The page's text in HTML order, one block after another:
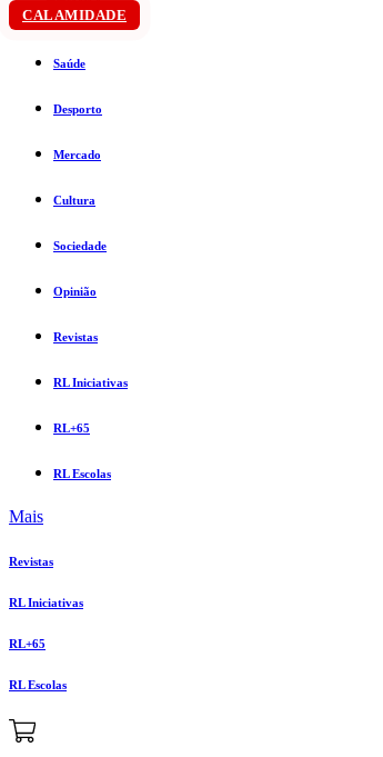
CALAMIDADE
Saúde
Desporto
Mercado
Cultura
Sociedade
Opinião
Revistas
RL Iniciativas
RL+65
RL Escolas
Mais
Revistas
RL Iniciativas
RL+65
RL Escolas